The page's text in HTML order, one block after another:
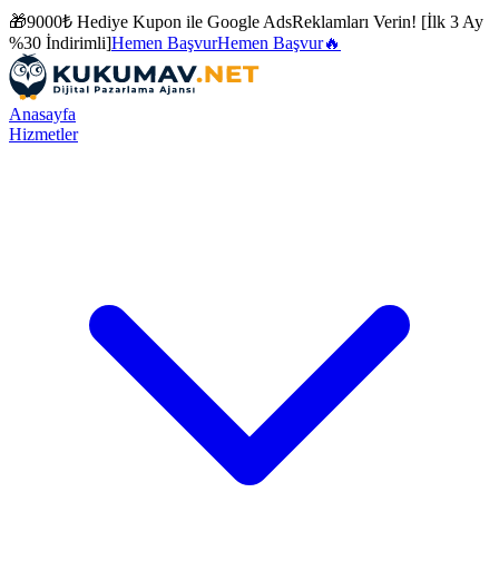
🎁9000₺ Hediye Kupon ile Google AdsReklamları Verin! [İlk 3 Ay
%30 İndirimli]Hemen BaşvurHemen Başvur🔥
Anasayfa
Hizmetler